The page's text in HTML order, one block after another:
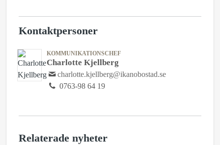
Kontaktpersoner
KOMMUNIKATIONSCHEF
Charlotte Kjellberg
charlotte.kjellberg@ikanobostad.se
0763-98 64 19
Relaterade nyheter